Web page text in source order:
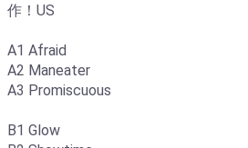
作！US
A1 Afraid
A2 Maneater
A3 Promiscuous
B1 Glow